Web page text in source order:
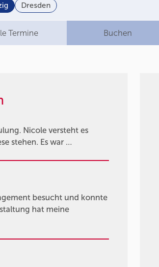
Dresden
Termine Buchen
Nicole versteht es
stehen. Es war …
besucht und konnte
hat meine